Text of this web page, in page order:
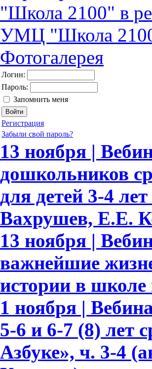
"Школа 2100" в
УМЦ "Школа
Фотогалерея
Логин:
Пароль:
Запомнить меня
Регистрация
Забыли свой пароль?
13 ноября |
дошкольников
для детей 3-4
Вахрушев, Е.Е.
13 ноября |
важнейшие
истории в
1 ноября |
5-6 и 6-7 (8) лет
Азбуке», ч. 3-4